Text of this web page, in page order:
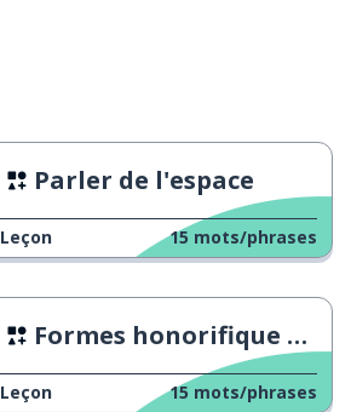
Parler de l'espace
Leçon 15 mots/phrases
Formes honorifique et humble
Leçon 15 mots/phrases